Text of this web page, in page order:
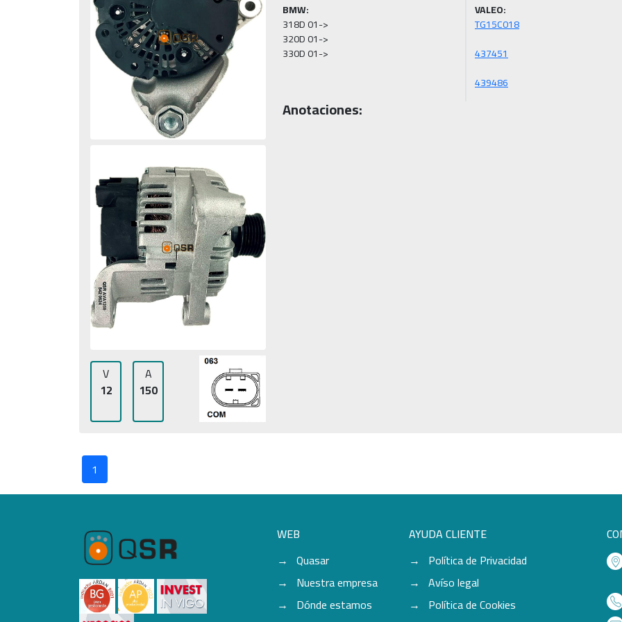
V
12
A
150
BMW:
318D 01->
320D 01->
330D 01->
VALEO:
TG15C018
437451
439486
Anotaciones:
1
WEB
Quasar
Nuestra empresa
Dónde estamos
AYUDA CLIENTE
Política de Privacidad
Avíso legal
Política de Cookies